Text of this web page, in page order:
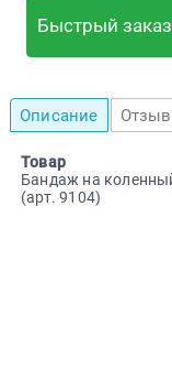
Быстрый заказ
Описание
Товар
Бандаж на
(арт. 9104)